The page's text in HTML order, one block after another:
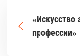
«Искусство
профессии»